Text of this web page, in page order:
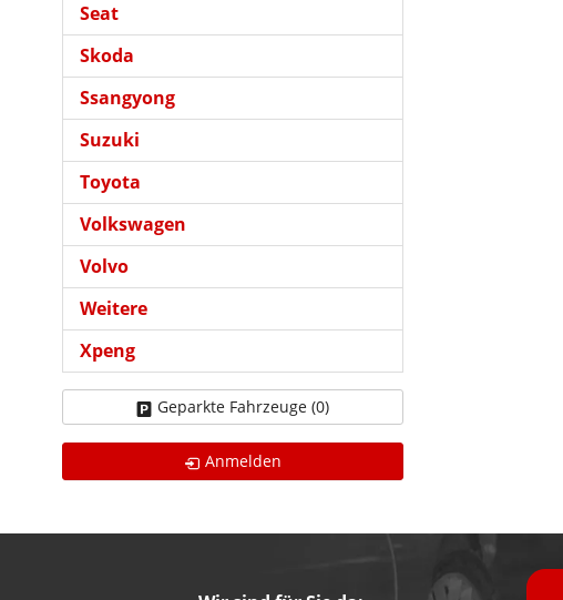
Seat
Skoda
Ssangyong
Suzuki
Toyota
Volkswagen
Volvo
Weitere
Xpeng
Geparkte Fahrzeuge (0)
Anmelden